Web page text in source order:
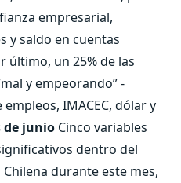
empresarial,
y saldo en cuentas
último, un 25% de las
y empeorando” -
IMACEC, dólar y
de junio Cinco variables
dentro del
durante este mes,